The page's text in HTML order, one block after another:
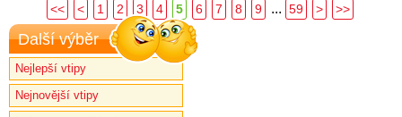
<< < 1 2 3 4 5 6 7 8 9 ... 59 > >>
Další výběr
Nejlepší vtipy
Nejnovější vtipy